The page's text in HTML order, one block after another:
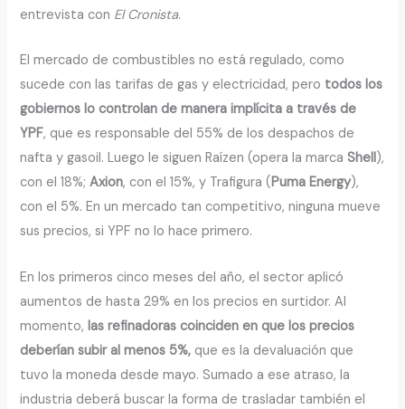
entrevista con El Cronista.
El mercado de combustibles no está regulado, como
sucede con las tarifas de gas y electricidad, pero todos los
gobiernos lo controlan de manera implícita a través de
YPF, que es responsable del 55% de los despachos de
nafta y gasoil. Luego le siguen Raízen (opera la marca Shell),
con el 18%;Axion, con el 15%, y Trafigura (Puma Energy),
con el 5%. En un mercado tan competitivo, ninguna mueve
sus precios, si YPF no lo hace primero.
En los primeros cinco meses del año, el sector aplicó
aumentos de hasta 29% en los precios en surtidor. Al
momento, las refinadoras coinciden en que los precios
deberían subir al menos 5%, que es la devaluación que
tuvo la moneda desde mayo. Sumado a ese atraso, la
industria deberá buscar la forma de trasladar también el